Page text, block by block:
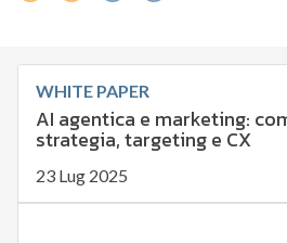
WHITE PAPER
AI agentica e marketing:
strategia, targeting e CX
23 Lug 2025